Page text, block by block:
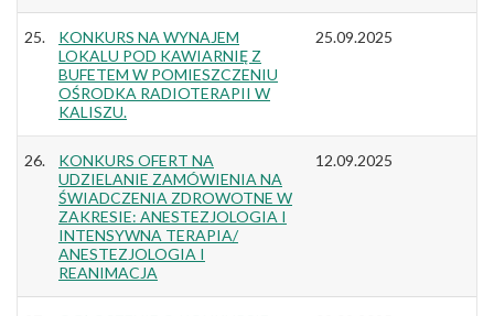
25.
KONKURS NA WYNAJEM
LOKALU POD KAWIARNIĘ Z
BUFETEM W POMIESZCZENIU
OŚRODKA RADIOTERAPII W
KALISZU.
25.09.2025
26.
KONKURS OFERT NA
UDZIELANIE ZAMÓWIENIA NA
ŚWIADCZENIA ZDROWOTNE W
ZAKRESIE: ANESTEZJOLOGIA I
INTENSYWNA TERAPIA/
ANESTEZJOLOGIA I
REANIMACJA
12.09.2025